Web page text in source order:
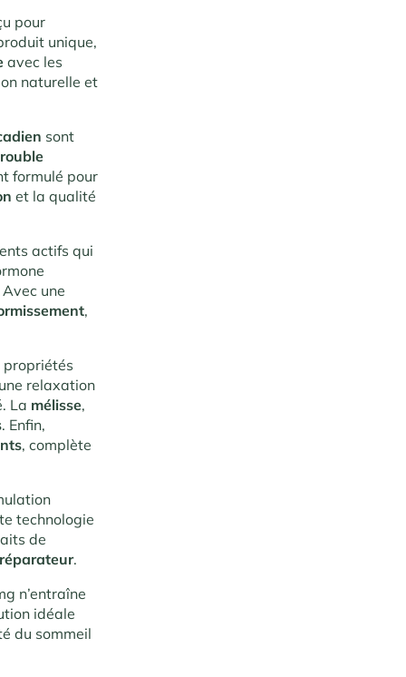
pour
unique,
avec les
naturelle et
sont
formulé pour
et la qualité
actifs qui
une
,
propriétés
relaxation
La mélisse,
. Enfin,
, complète
technologie
de
réparateur.
n’entraîne
idéale
du sommeil